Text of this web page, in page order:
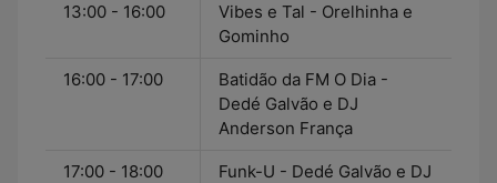
13:00 - 16:00
Vibes e Tal - Orelhinha e
Gominho
16:00 - 17:00
Batidão da FM O Dia -
Dedé Galvão e DJ
Anderson França
17:00 - 18:00
Funk-U - Dedé Galvão e DJ